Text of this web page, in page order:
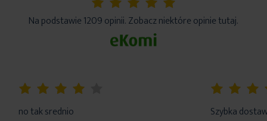
5%
Na podstawie 1209 opinii. Zobacz niektóre opinie tutaj.
no tak srednio
Szybka